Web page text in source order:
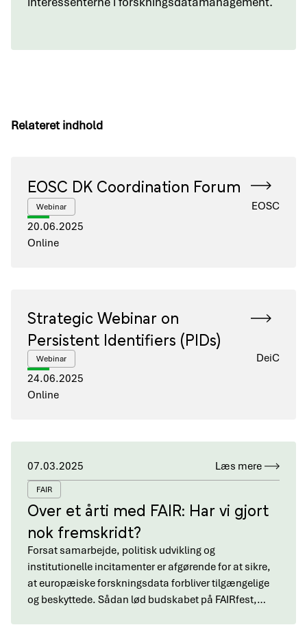
Relateret indhold
EOSC DK Coordination Forum
Webinar
EOSC
20.06.2025
Online
Strategic Webinar on
Persistent Identifiers (PIDs)
Webinar
DeiC
24.06.2025
Online
07.03.2025 Læs mere
FAIR
Over et årti med FAIR: Har vi gjort
nok fremskridt?
Forsat samarbejde, politisk udvikling og
institutionelle incitamenter er afgørende for at sikre,
at europæiske forskningsdata forbliver tilgængelige
og beskyttede. Sådan lød budskabet på FAIRfest,…